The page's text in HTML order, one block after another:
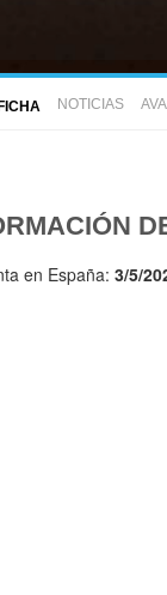
NOTICIAS
en España: 3/5/